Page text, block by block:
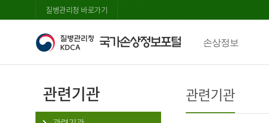
질병관리청 바로가기
손상정보
관련기관 관련기관